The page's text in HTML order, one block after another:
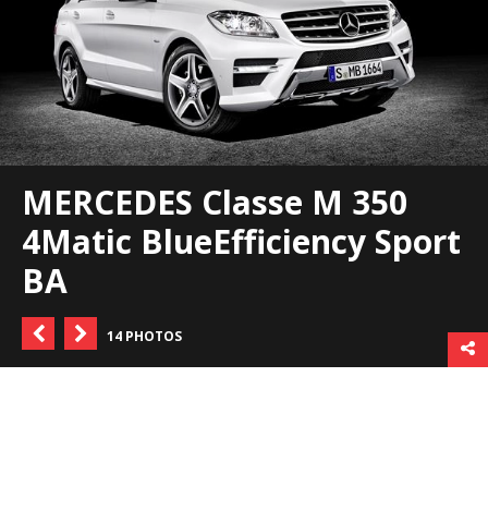
MERCEDES Classe M 350
4Matic BlueEfficiency Sport
BA
14 PHOTOS